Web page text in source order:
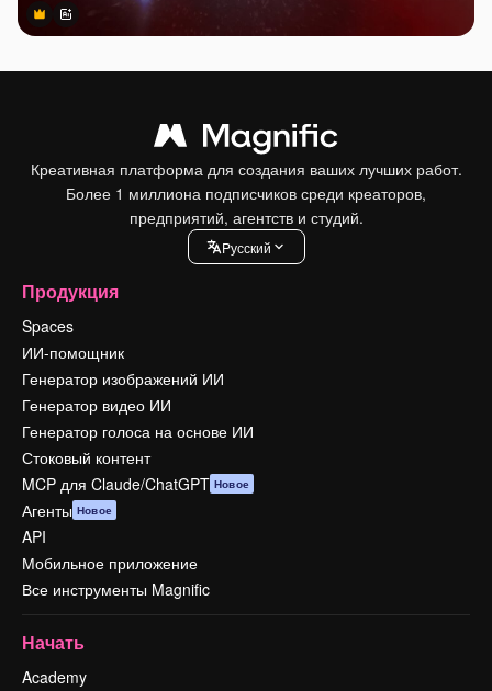
Premium
PremiumСгенерировано с помощью ИИ
Креативная платформа для создания ваших лучших работ.
Более 1 миллиона подписчиков среди креаторов,
предприятий, агентств и студий.
Pусский
Продукция
Spaces
ИИ-помощник
Генератор изображений ИИ
Генератор видео ИИ
Генератор голоса на основе ИИ
Стоковый контент
MCP для Claude/ChatGPT Новое
Агенты Новое
API
Мобильное приложение
Все инструменты Magnific
Начать
Academy